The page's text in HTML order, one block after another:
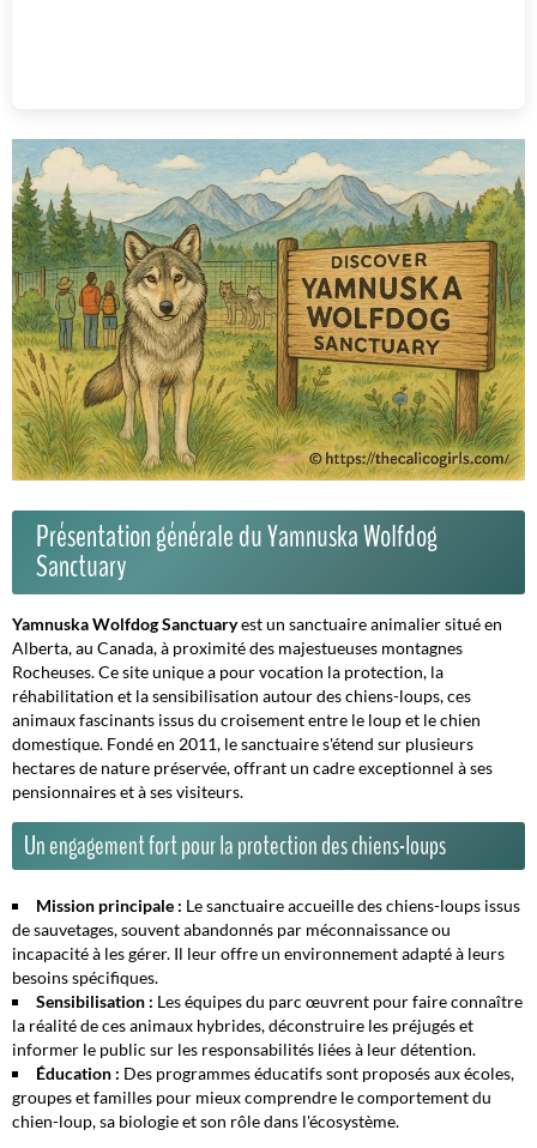
Présentation générale du Yamnuska Wolfdog
Sanctuary
Yamnuska Wolfdog Sanctuaryest un sanctuaire animalier situé en
Alberta, au Canada, à proximité des majestueuses montagnes
Rocheuses. Ce site unique a pour vocation la protection, la
réhabilitation et la sensibilisation autour des chiens-loups, ces
animaux fascinants issus du croisement entre le loup et le chien
domestique. Fondé en 2011, le sanctuaire s'étend sur plusieurs
hectares de nature préservée, offrant un cadre exceptionnel à ses
pensionnaires et à ses visiteurs.
Un engagement fort pour la protection des chiens-loups
Mission principale : Le sanctuaire accueille des chiens-loups issus
de sauvetages, souvent abandonnés par méconnaissance ou
incapacité à les gérer. Il leur offre un environnement adapté à leurs
besoins spécifiques.
Sensibilisation : Les équipes du parc œuvrent pour faire connaître
la réalité de ces animaux hybrides, déconstruire les préjugés et
informer le public sur les responsabilités liées à leur détention.
Éducation : Des programmes éducatifs sont proposés aux écoles,
groupes et familles pour mieux comprendre le comportement du
chien-loup, sa biologie et son rôle dans l'écosystème.